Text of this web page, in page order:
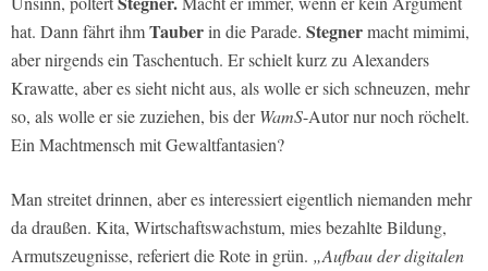
hat. Dann fährt ihmTauberin die Parade. Stegnermacht mimimi,
aber nirgends ein Taschentuch. Er schielt kurz zu Alexanders
Krawatte, aber es sieht nicht aus, als wolle er sich schneuzen, mehr
so, als wolle er sie zuziehen, bis derWamS-Autor nur noch röchelt.
Ein Machtmensch mit Gewaltfantasien?
Man streitet drinnen, aber es interessiert eigentlich niemanden mehr
da draußen. Kita, Wirtschaftswachstum, mies bezahlte Bildung,
Armutszeugnisse, referiert die Rote in grün. „Aufbau der digitalen